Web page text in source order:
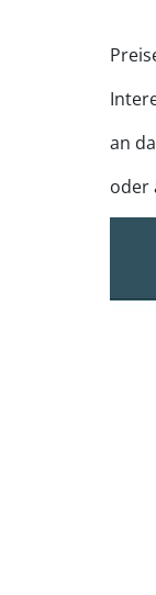
an
oder